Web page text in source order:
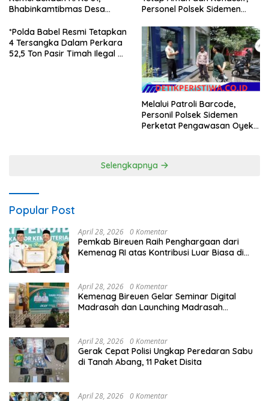
Bhabinkamtibmas Desa
Warganya Kibarkan Bendera
Merah Putih
Personel Polsek Sidemen
*Polda Babel Resmi Tetapkan
4 Tersangka Dalam Perkara
52,5 Ton Pasir Timah Ilegal Di
Melalui Patroli Barcode,
Personil Polsek Sidemen
Perketat Pengawasan Oyek
Selengkapnya
Popular Post
April 28, 2026 0 Komentar
Pemkab Bireuen Raih Penghargaan dari
Kemenag RI atas Kontribusi Luar Biasa di
April 28, 2026 0 Komentar
Kemenag Bireuen Gelar Seminar Digital
Madrasah dan Launching Madrasah
April 28, 2026 0 Komentar
Gerak Cepat Polisi Ungkap Peredaran Sabu
di Tanah Abang, 11 Paket Disita
April 28, 2026 0 Komentar